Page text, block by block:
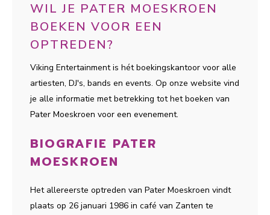
WIL JE PATER MOESKROEN
BOEKEN VOOR EEN
OPTREDEN?
Viking Entertainment is hét boekingskantoor voor alle
artiesten, DJ's, bands en events. Op onze website vind
je alle informatie met betrekking tot het boeken van
Pater Moeskroen voor een evenement.
BIOGRAFIE PATER
MOESKROEN
Het allereerste optreden van Pater Moeskroen vindt
plaats op 26 januari 1986 in café van Zanten te